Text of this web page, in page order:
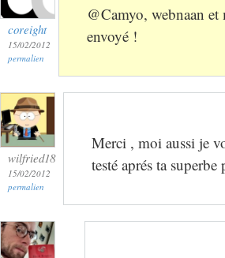
coreight
15/02/2012
permalien
@Camyo, webnaan
envoyé !
wilfried18
15/02/2012
permalien
Merci , moi aussi je
testé aprés ta superbe